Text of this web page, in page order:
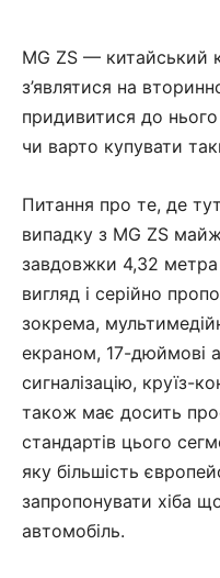
MG ZS — китайський
з’являтися на
придивитися до
чи варто купувати
Питання про те, де
випадку з MG ZS
завдовжки 4,32
вигляд і серійно
зокрема,
екраном, 17-дюймові
сигналізацію, круїз-
також має досить
стандартів цього
яку більшість
запропонувати хіба
автомобіль.